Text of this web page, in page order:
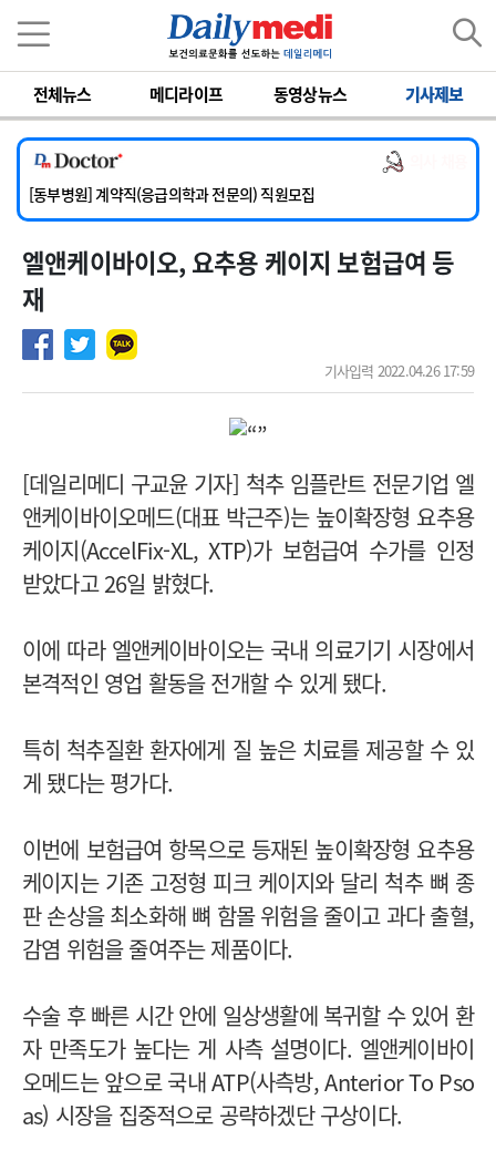
전체뉴스 메디라이프 동영상뉴스 기사제보
[서울아산병원] 2026년 하반기 인턴 모집
[영남대학교의료원] 마취통증의학과 임기제 임상의사 채용
[충남대학교병원] 소아청소년과(소아응급전담) 계약직 의사 공개채용
[동부병원] 계약직(응급의학과 전문의) 직원모집
[이대목동병원] 하반기 전공의(레지던트1년차) 모집
[서울아산병원] 2026년 하반기 인턴 모집
[영남대학교의료원] 마취통증의학과 임기제 임상의사 채용
엘앤케이바이오, 요추용 케이지 보험급여 등
재
기사입력 2022.04.26 17:59
[데일리메디 구교윤 기자] 척추 임플란트 전문기업 엘
앤케이바이오메드(대표 박근주)는 높이확장형 요추용
케이지(AccelFix-XL, XTP)가 보험급여 수가를 인정
받았다고 26일 밝혔다.
이에 따라 엘앤케이바이오는 국내 의료기기 시장에서
본격적인 영업 활동을 전개할 수 있게 됐다.
특히 척추질환 환자에게 질 높은 치료를 제공할 수 있
게 됐다는 평가다.
이번에 보험급여 항목으로 등재된 높이확장형 요추용
케이지는 기존 고정형 피크 케이지와 달리 척추 뼈 종
판 손상을 최소화해 뼈 함몰 위험을 줄이고 과다 출혈,
감염 위험을 줄여주는 제품이다.
수술 후 빠른 시간 안에 일상생활에 복귀할 수 있어 환
자 만족도가 높다는 게 사측 설명이다. 엘앤케이바이
오메드는 앞으로 국내 ATP(사측방, Anterior To Pso
as) 시장을 집중적으로 공략하겠단 구상이다.